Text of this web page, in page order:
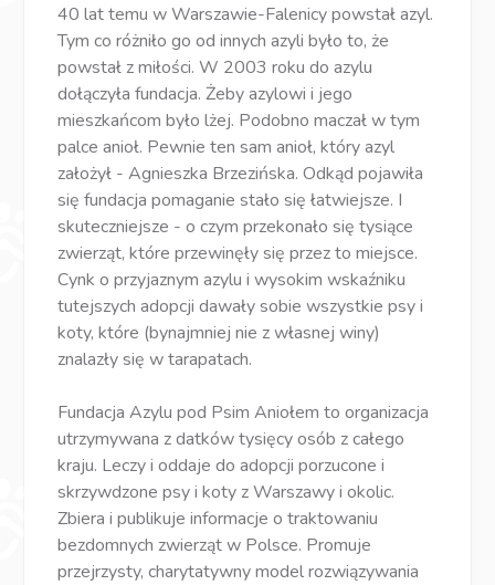
40 lat temu w Warszawie-Falenicy powstał azyl.
Tym co różniło go od innych azyli było to, że
powstał z miłości. W 2003 roku do azylu
dołączyła fundacja. Żeby azylowi i jego
mieszkańcom było lżej. Podobno maczał w tym
palce anioł. Pewnie ten sam anioł, który azyl
założył - Agnieszka Brzezińska. Odkąd pojawiła
się fundacja pomaganie stało się łatwiejsze. I
skuteczniejsze - o czym przekonało się tysiące
zwierząt, które przewinęły się przez to miejsce.
Cynk o przyjaznym azylu i wysokim wskaźniku
tutejszych adopcji dawały sobie wszystkie psy i
koty, które (bynajmniej nie z własnej winy)
znalazły się w tarapatach.
Fundacja Azylu pod Psim Aniołem to organizacja
utrzymywana z datków tysięcy osób z całego
kraju. Leczy i oddaje do adopcji porzucone i
skrzywdzone psy i koty z Warszawy i okolic.
Zbiera i publikuje informacje o traktowaniu
bezdomnych zwierząt w Polsce. Promuje
przejrzysty, charytatywny model rozwiązywania